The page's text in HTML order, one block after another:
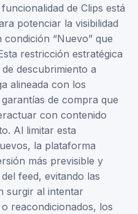
de Clips está
potenciar la visibilidad
“Nuevo” que
restricción estratégica
descubrimiento a
alineada con los
de compra que
con contenido
Al limitar esta
la plataforma
más previsible y
feed, evitando las
surgir al intentar
reacondicionados, los